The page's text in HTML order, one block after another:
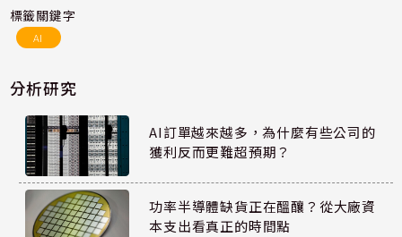
標籤關鍵字
AI
分析研究
AI訂單越來越多，為什麼有些公司的
獲利反而更難超預期？
功率半導體缺貨正在醞釀？從大廠資
本支出看真正的時間點